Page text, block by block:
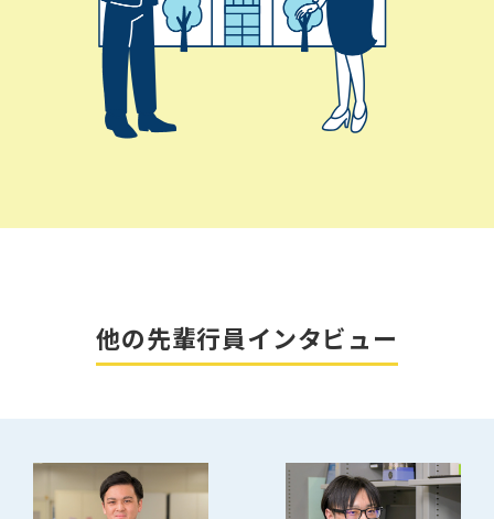
他の先輩行員インタビュー